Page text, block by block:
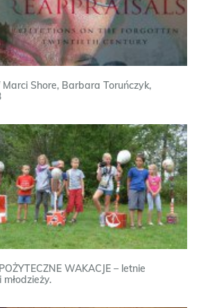
Marci Shore, Barbara Toruńczyk,
WAKACJE – letnie